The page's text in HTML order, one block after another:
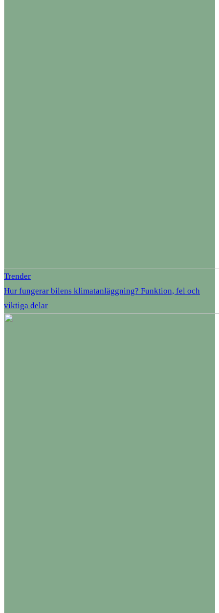
Trender
Hur fungerar bilens klimatanläggning? Funktion, fel och
viktiga delar